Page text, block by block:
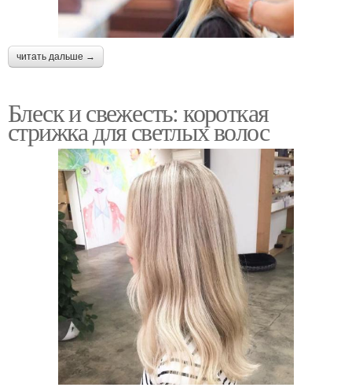
читать дальше →
Блеск и свежесть: короткая
стрижка для светлых волос